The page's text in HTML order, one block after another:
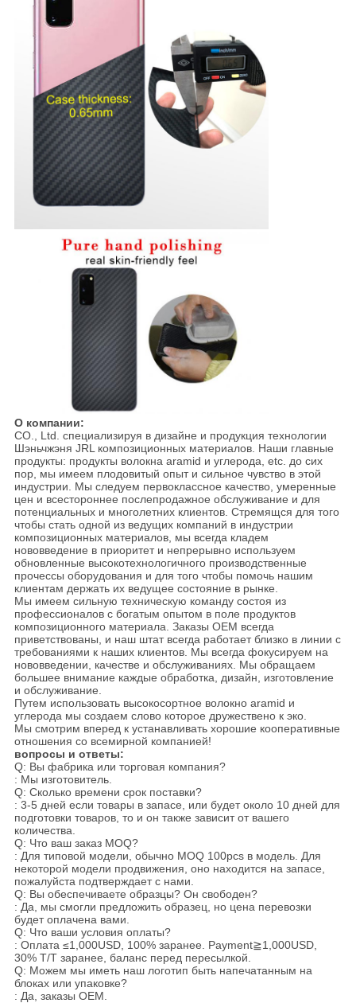
О компании:
CO., Ltd. специализируя в дизайне и продукция технологии
Шэньчжэня JRL композиционных материалов. Наши главные
продукты: продукты волокна aramid и углерода, etc. до сих
пор, мы имеем плодовитый опыт и сильное чувство в этой
индустрии. Мы следуем первоклассное качество, умеренные
цен и всестороннее послепродажное обслуживание и для
потенциальных и многолетних клиентов. Стремящся для того
чтобы стать одной из ведущих компаний в индустрии
композиционных материалов, мы всегда кладем
нововведение в приоритет и непрерывно используем
обновленные высокотехнологичного производственные
прочессы оборудования и для того чтобы помочь нашим
клиентам держать их ведущее состояние в рынке.
Мы имеем сильную техническую команду состоя из
профессионалов с богатым опытом в поле продуктов
композиционного материала. Заказы OEM всегда
приветствованы, и наш штат всегда работает близко в линии с
требованиями к наших клиентов. Мы всегда фокусируем на
нововведении, качестве и обслуживаниях. Мы обращаем
большее внимание каждые обработка, дизайн, изготовление
и обслуживание.
Путем использовать высокосортное волокно aramid и
углерода мы создаем слово которое дружествено к эко.
Мы смотрим вперед к устанавливать хорошие кооперативные
отношения со всемирной компанией!
вопросы и ответы:
Q: Вы фабрика или торговая компания?
: Мы изготовитель.
Q: Сколько времени срок поставки?
: 3-5 дней если товары в запасе, или будет около 10 дней для
подготовки товаров, то и он также зависит от вашего
количества.
Q: Что ваш заказ MOQ?
: Для типовой модели, обычно MOQ 100pcs в модель. Для
некоторой модели продвижения, оно находится на запасе,
пожалуйста подтверждает с нами.
Q: Вы обеспечиваете образцы? Он свободен?
: Да, мы смогли предложить образец, но цена перевозки
будет оплачена вами.
Q: Что ваши условия оплаты?
: Оплата ≤1,000USD, 100% заранее. Payment≧1,000USD,
30% T/T заранее, баланс перед пересылкой.
Q: Можем мы иметь наш логотип быть напечатанным на
блоках или упаковке?
: Да, заказы OEM.